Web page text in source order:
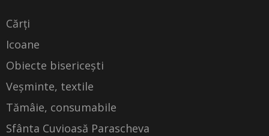
Cărți
Icoane
Obiecte bisericești
Veșminte, textile
Tămâie, consumabile
Sfânta Cuvioasă Parascheva